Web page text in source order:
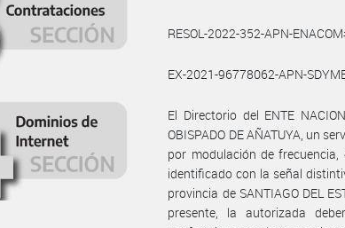
RESOL-2022-352-APN-
EX-2021-96778062-APN-
El Directorio del ENTE
OBISPADO DE AÑATUYA, un
por modulación de
identificado con la señal
provincia de SANTIAGO DEL
presente, la autorizada